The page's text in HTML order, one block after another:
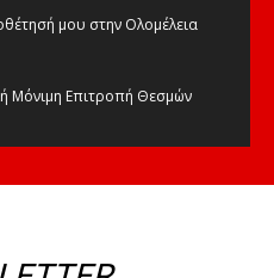
μου στην Ολομέλεια
Μόνιμη Επιτροπή Θεσμών